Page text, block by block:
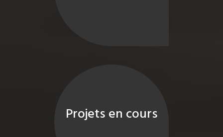
Projets en cours